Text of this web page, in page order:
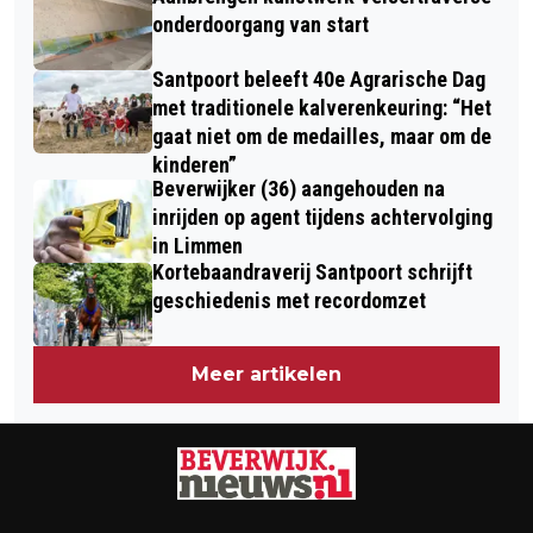
onderdoorgang van start
Santpoort beleeft 40e Agrarische Dag
met traditionele kalverenkeuring: “Het
gaat niet om de medailles, maar om de
kinderen”
Beverwijker (36) aangehouden na
inrijden op agent tijdens achtervolging
in Limmen
Kortebaandraverij Santpoort schrijft
geschiedenis met recordomzet
Meer artikelen